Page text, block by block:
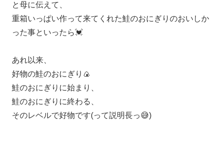
と母に伝えて、
重箱いっぱい作って来てくれた鮭のおにぎりのおいしか
った事といったら💓
あれ以来、
好物の鮭のおにぎり🍙
鮭のおにぎりに始まり、
鮭のおにぎりに終わる、
そのレベルで好物です(って説明長っ😅)